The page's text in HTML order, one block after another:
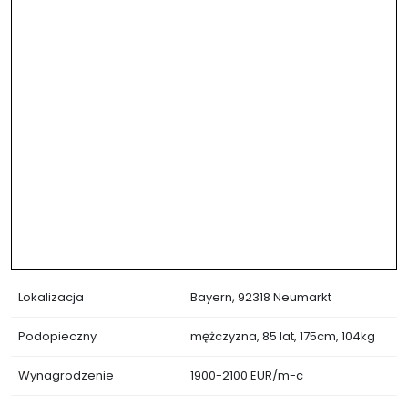
Lokalizacja Bayern, 92318 Neumarkt
Podopieczny mężczyzna, 85 lat, 175cm, 104kg
Wynagrodzenie 1900-2100 EUR/m-c